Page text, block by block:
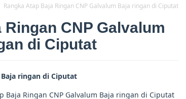
Rangka Atap Baja Ringan CNP Galvalum Baja ringan di Ciputat
CNP Galvalum
di Ciputat
Baja ringan di Ciputat
Baja Ringan CNP Galvalum Baja ringan di Ciputat